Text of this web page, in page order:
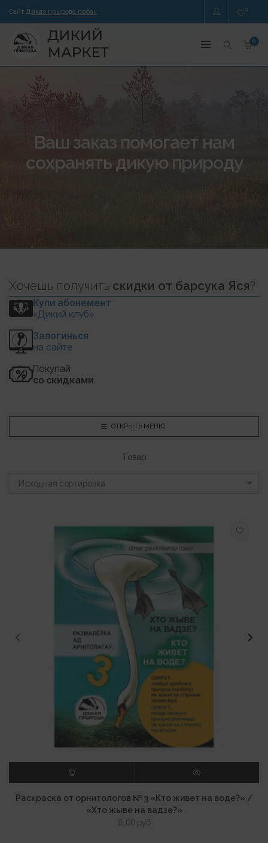
Сайт Дзікая прырода побач 0
0
Ваш заказ помогает нам
сохранять дикую природу
Хочешь получить скидки от барсука Яся?
Купи абонемент
«Дикий клуб»
Залогинься
на сайте
Покупай
со скидками
ОТКРЫТЬ МЕНЮ
Товар
Исходная сортировка
Раскраска от орнитологов № 3 «Кто живет на воде?» /
«Хто жыве на вадзе?»
8,00 руб